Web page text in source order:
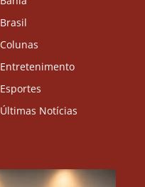
Brasil
Colunas
Entretenimento
Esportes
Últimas Notícias